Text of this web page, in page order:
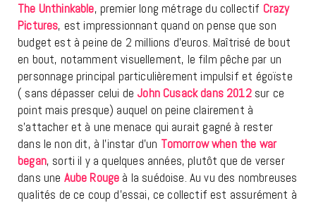
The Unthinkable, premier long métrage du collectif Crazy
Pictures, est impressionnant quand on pense que son
budget est à peine de 2 millions d’euros. Maîtrisé de bout
en bout, notamment visuellement, le film pêche par un
personnage principal particulièrement impulsif et égoïste
( sans dépasser celui de John Cusack dans 2012sur ce
point mais presque) auquel on peine clairement à
s’attacher et à une menace qui aurait gagné à rester
dans le non dit, à l’instar d’un Tomorrow when the war
began, sorti il y a quelques années, plutôt que de verser
dans une Aube Rouge à la suédoise. Au vu des nombreuses
qualités de ce coup d’essai, ce collectif est assurément à